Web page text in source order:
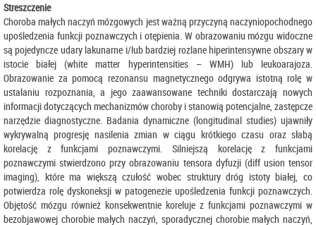
Streszczenie
Choroba małych naczyń mózgowych jest ważną przyczyną naczyniopochodnego
upośledzenia funkcji poznawczych i otępienia. W obrazowaniu mózgu widoczne
są pojedyncze udary lakunarne i/lub bardziej rozlane hiperintensywne obszary w
istocie białej (white matter hyperintensities – WMH) lub leukoarajoza.
Obrazowanie za pomocą rezonansu magnetycznego odgrywa istotną rolę w
ustalaniu rozpoznania, a jego zaawansowane techniki dostarczają nowych
informacji dotyczących mechanizmów choroby i stanowią potencjalne, zastępcze
narzędzie diagnostyczne. Badania dynamiczne (longitudinal studies) ujawniły
wykrywalną progresję nasilenia zmian w ciągu krótkiego czasu oraz słabą
korelację z funkcjami poznawczymi. Silniejszą korelację z funkcjami
poznawczymi stwierdzono przy obrazowaniu tensora dyfuzji (diff usion tensor
imaging), które ma większą czułość wobec struktury dróg istoty białej, co
potwierdza rolę dyskoneksji w patogenezie upośledzenia funkcji poznawczych.
Objętość mózgu również konsekwentnie koreluje z funkcjami poznawczymi w
bezobjawowej chorobie małych naczyń, sporadycznej chorobie małych naczyń,